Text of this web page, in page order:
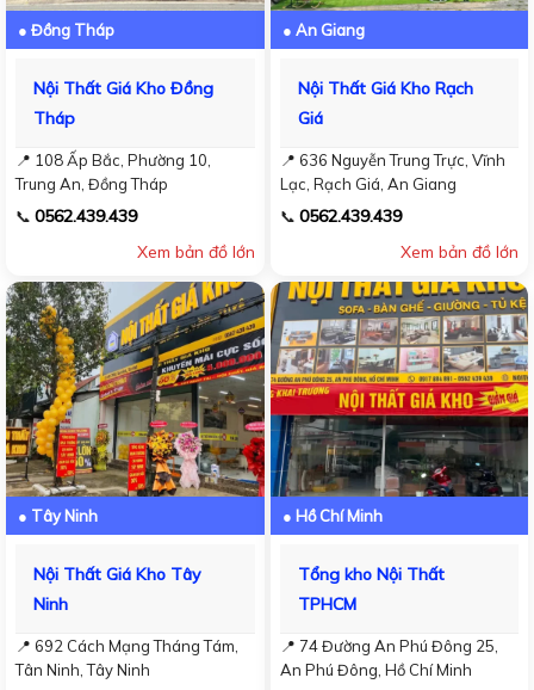
● Đồng Tháp
Nội Thất Giá Kho Đồng
Tháp
📍 108 Ấp Bắc, Phường 10,
Trung An, Đồng Tháp
📞 0562.439.439
Xem bản đồ lớn
● An Giang
Nội Thất Giá Kho Rạch
Giá
📍 636 Nguyễn Trung Trực, Vĩnh
Lạc, Rạch Giá, An Giang
📞 0562.439.439
Xem bản đồ lớn
● Tây Ninh
Nội Thất Giá Kho Tây
Ninh
📍 692 Cách Mạng Tháng Tám,
Tân Ninh, Tây Ninh
● Hồ Chí Minh
Tổng kho Nội Thất
TPHCM
📍 74 Đường An Phú Đông 25,
An Phú Đông, Hồ Chí Minh